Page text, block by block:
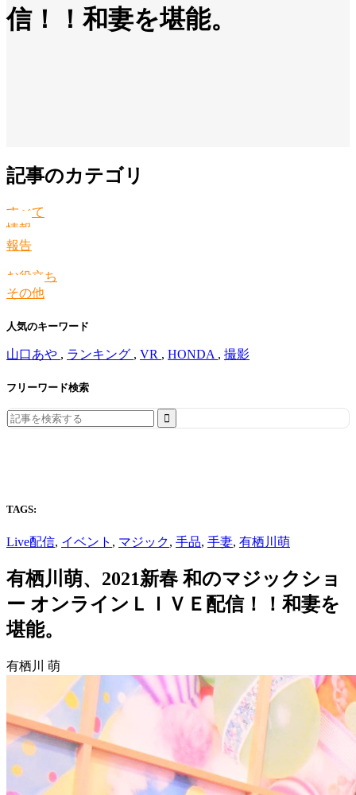
信！！和妻を堪能。
記事のカテゴリ
すべて
情報
報告
お役立ち
その他
人気のキーワード
山口あや , ランキング , VR , HONDA , 撮影
フリーワード検索
Search
for:
TAGS:
Live配信, イベント , マジック, 手品, 手妻, 有栖川萌
有栖川萌、2021新春 和のマジックショ
ー オンラインＬＩＶＥ配信！！和妻を
堪能。
有栖川 萌